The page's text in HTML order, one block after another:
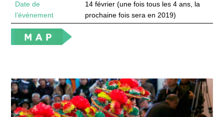
Date de
l’événement
14 février (une fois tous les 4 ans, la
prochaine fois sera en 2019)